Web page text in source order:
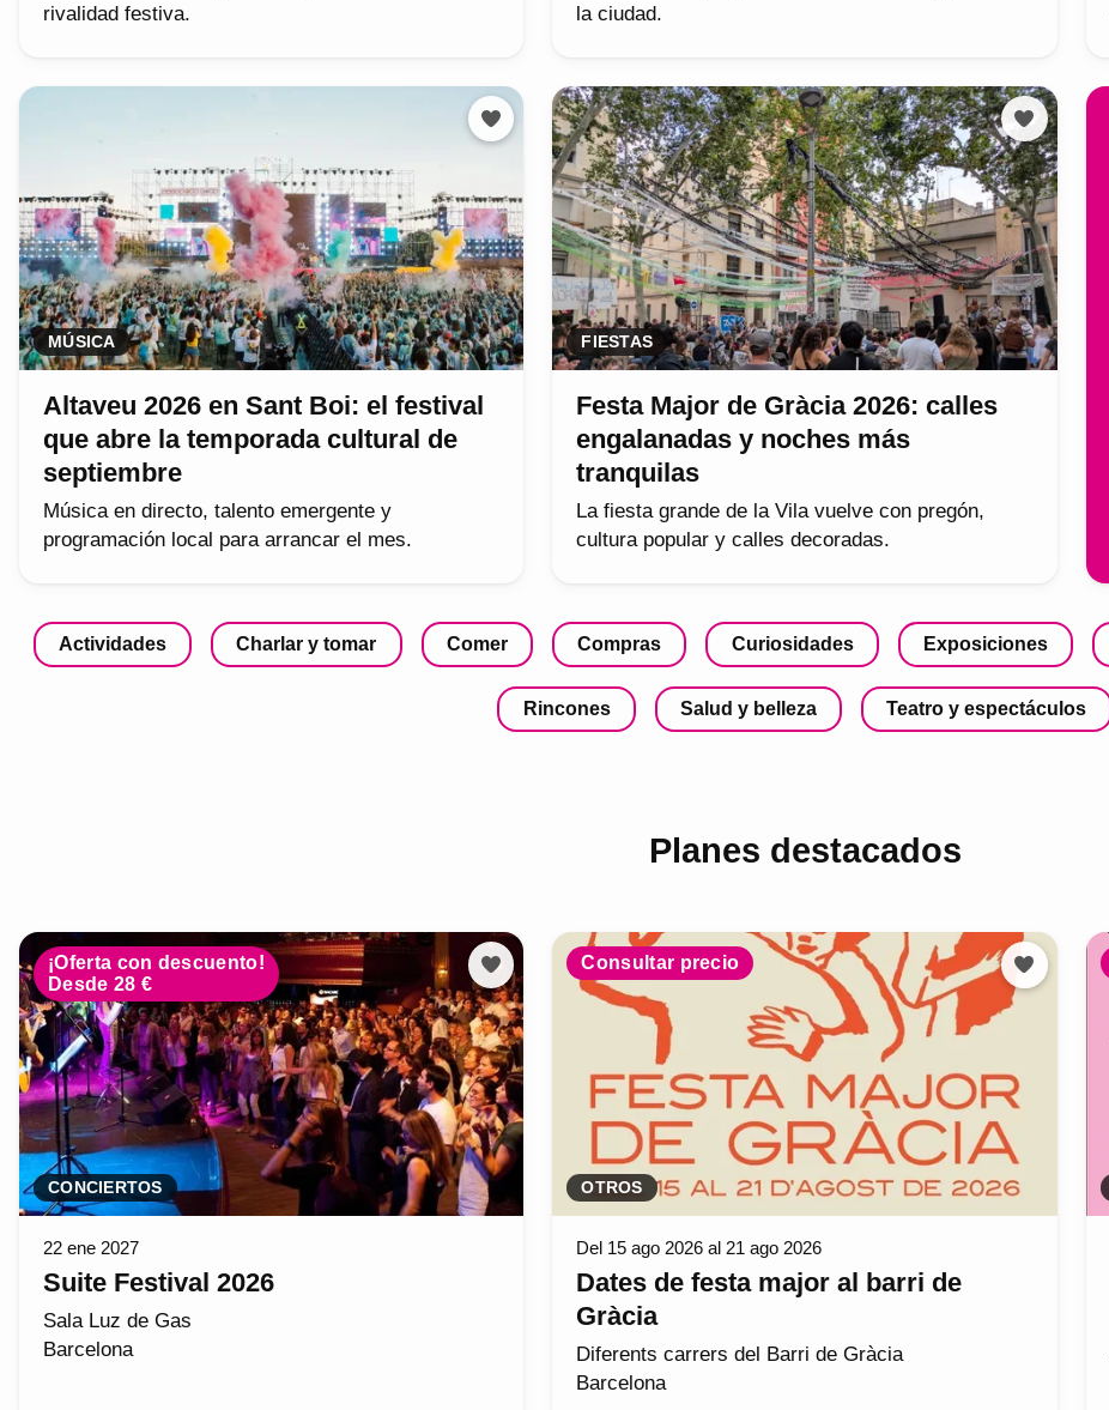
rivalidad festiva.
la ciudad.
MÚSICA
Altaveu 2026 en Sant Boi: el festival
que abre la temporada cultural de
septiembre
Música en directo, talento emergente y
programación local para arrancar el mes.
FIESTAS
Festa Major de Gràcia 2026: calles
engalanadas y noches más
tranquilas
La fiesta grande de la Vila vuelve con pregón,
cultura popular y calles decoradas.
Actividades Charlar y tomar Comer Compras Curiosidades Exposiciones
Rincones Salud y belleza Teatro y espectáculos
Planes destacados
¡Oferta con descuento!
Desde 28 €
CONCIERTOS
22 ene 2027
Suite Festival 2026
Sala Luz de Gas
Barcelona
Consultar precio
OTROS
Del 15 ago 2026 al 21 ago 2026
Dates de festa major al barri de
Gràcia
Diferents carrers del Barri de Gràcia
Barcelona